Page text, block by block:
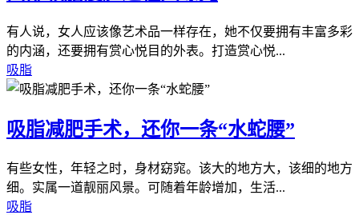
有人说，女人应该像艺术品一样存在，她不仅要拥有丰富多彩
的内涵，还要拥有赏心悦目的外表。打造赏心悦...
吸脂
吸脂减肥手术，还你一条“水蛇腰”
有些女性，年轻之时，身材窈窕。该大的地方大，该细的地方
细。实属一道靓丽风景。可随着年龄增加，生活...
吸脂